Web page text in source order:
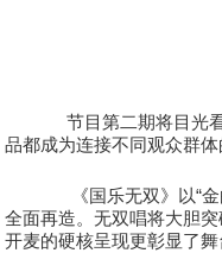
节目第二期将目光
品都成为连接不同观众群
《国乐无双》以“
全面再造。无双唱将大胆
开麦的硬核呈现更彰显了